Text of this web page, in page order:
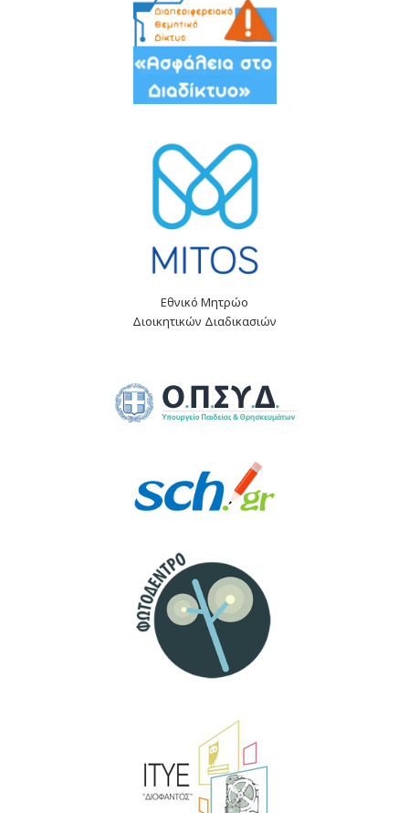
Εθνικό Μητρώο
Διοικητικών Διαδικασιών